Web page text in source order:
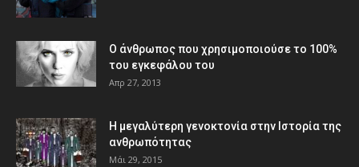
Ο άνθρωπος που χρησιμοποιούσε το 100%
του εγκεφάλου του
Απρ 27, 2013
Η μεγαλύτερη γενοκτονία στην Ιστορία της
ανθρωπότητας
Μάι 29, 2015